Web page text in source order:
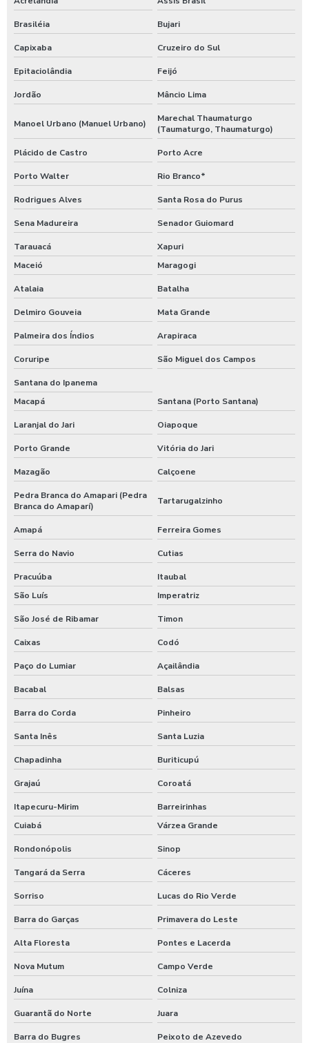
Brasiléia Bujari
Capixaba Cruzeiro do Sul
Epitaciolândia Feijó
Jordão Mâncio Lima
Manoel Urbano (Manuel Urbano)
Marechal Thaumaturgo
(Taumaturgo, Thaumaturgo)
Plácido de Castro Porto Acre
Porto Walter Rio Branco*
Rodrigues Alves Santa Rosa do Purus
Sena Madureira Senador Guiomard
Tarauacá
Xapuri
Maceió
Maragogi
Atalaia Batalha
Delmiro Gouveia Mata Grande
Palmeira dos Índios Arapiraca
Coruripe São Miguel dos Campos
Santana do Ipanema
Macapá
Santana (Porto Santana)
Laranjal do Jari Oiapoque
Porto Grande Vitória do Jari
Mazagão Calçoene
Pedra Branca do Amapari (Pedra
Branca do Amaparí)
Tartarugalzinho
Amapá Ferreira Gomes
Serra do Navio Cutias
Pracuúba
Itaubal
São Luís
Imperatriz
São José de Ribamar Timon
Caixas Codó
Paço do Lumiar Açailândia
Bacabal Balsas
Barra do Corda Pinheiro
Santa Inês Santa Luzia
Chapadinha Buriticupú
Grajaú Coroatá
Itapecuru-Mirim
Barreirinhas
Cuiabá
Várzea Grande
Rondonópolis Sinop
Tangará da Serra Cáceres
Sorriso Lucas do Rio Verde
Barra do Garças Primavera do Leste
Alta Floresta Pontes e Lacerda
Nova Mutum Campo Verde
Juína Colniza
Guarantã do Norte Juara
Barra do Bugres
Peixoto de Azevedo